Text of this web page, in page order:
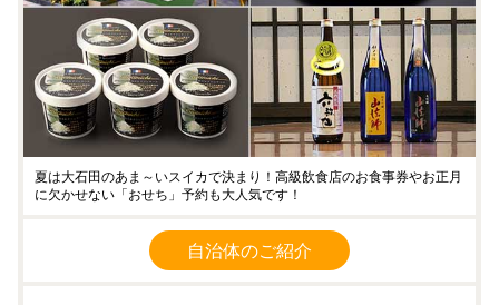
夏は大石田のあま～いスイカで決まり！高級飲食店のお食事券やお正月
に欠かせない「おせち」予約も大人気です！
自治体のご紹介